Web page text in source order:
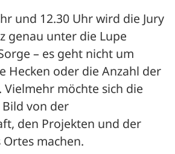
und 12.30 Uhr wird die Jury
genau unter die Lupe
– es geht nicht um
Hecken oder die Anzahl der
Vielmehr möchte sich die
von der
den Projekten und der
machen.